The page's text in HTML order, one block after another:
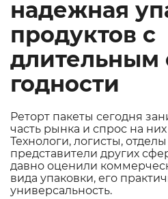
надежная
продуктов с
длительным
годности
Реторт пакеты сегодня
часть рынка и спрос на
Технологи, логисты,
представители других
давно оценили
вида упаковки, его
универсальность.